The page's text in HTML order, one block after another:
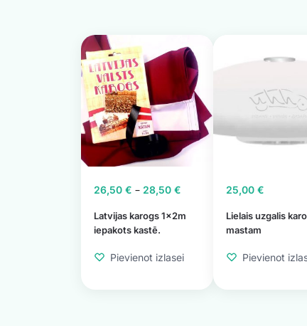
Latvijas karogs 1x2m
iepakots kastē.
26,50€ – 28,50€
Pievienot izlasei
Lielais uzgalis
mastam
25,00€
Pievienot